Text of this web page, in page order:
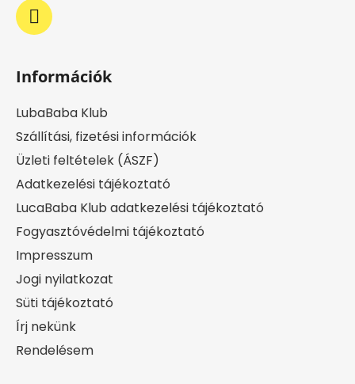
Információk
LubaBaba Klub
Szállítási, fizetési információk
Üzleti feltételek (ÁSZF)
Adatkezelési tájékoztató
LucaBaba Klub adatkezelési tájékoztató
Fogyasztóvédelmi tájékoztató
Impresszum
Jogi nyilatkozat
Süti tájékoztató
Írj nekünk
Rendelésem